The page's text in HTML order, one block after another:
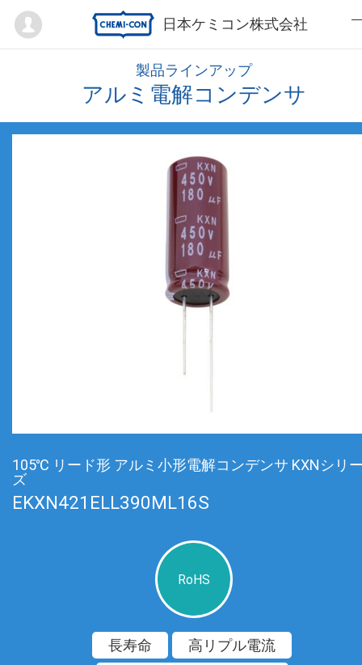
日本ケミコン株式会社
Mypage
製品ラインアップ
アルミ電解コンデンサ
105℃ リード形 アルミ小形電解コンデンサ KXNシリ
ズ
EKXN421ELL390ML16S
RoHS
長寿命
高リプル電流